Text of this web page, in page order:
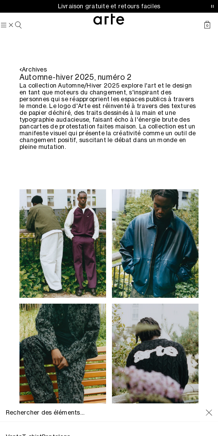
Collection automne-hiver 2026 désormais disponible
Livraison gratuite et retours faciles
0
Archives
Automne-hiver 2025, numéro 2
La collection Automne/Hiver 2025 explore l'art et le design
en tant que moteurs du changement, s'inspirant des
personnes qui se réapproprient les espaces publics à travers
le monde. Le logo d'Arte est réinventé à travers des textures
de papier déchiré, des traits dessinés à la main et une
typographie audacieuse, faisant écho à l'énergie brute des
pancartes de protestation faites maison. La collection est un
manifeste visuel qui présente la créativité comme un outil de
changement positif, suscitant le débat dans un monde en
pleine mutation.